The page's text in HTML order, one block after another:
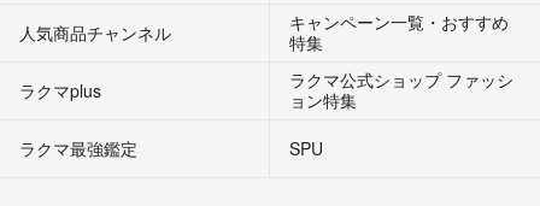
人気商品チャンネル
キャンペーン一覧・おすすめ
特集
ラクマplus
ラクマ公式ショップ ファッシ
ョン特集
ラクマ最強鑑定
SPU